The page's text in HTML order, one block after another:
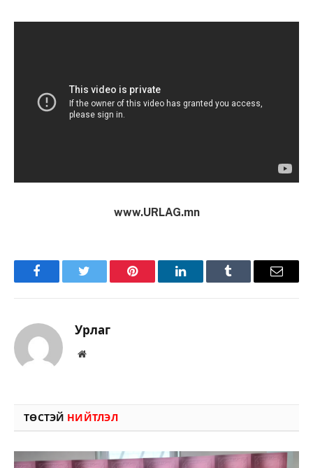
www.URLAG.mn
FacebookTwitter Pinterest LinkedInTumblr Имэйл
Урлаг
Вэбсайт
ТӨСТЭЙ НИЙТЛЭЛ